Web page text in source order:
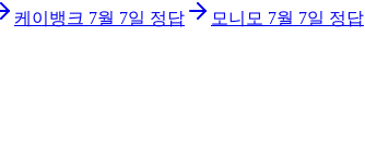
케이뱅크 7월 7일 정답 모니모 7월 7일 정답